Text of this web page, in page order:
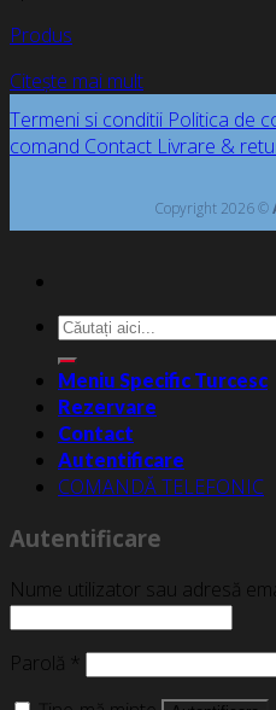
Produs
Citește mai mult
Termeni si conditii Politica de
comand Contact Livrare &
Copyright 2026 ©
Caută
după:
Meniu Specific Turcesc
Rezervare
Contact
Autentificare
COMANDĂ TELEFONIC
Autentificare
Nume utilizator sau adresă
Parolă *